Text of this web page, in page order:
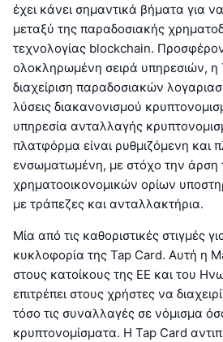
έχει κάνει σημαντικά βήματα για
μεταξύ της παραδοσιακής
τεχνολογίας blockchain.
ολοκληρωμένη σειρά υπηρεσιών, η
διαχείριση παραδοσιακών
λύσεις διακανονισμού
υπηρεσία ανταλλαγής
πλατφόρμα είναι ρυθμιζόμενη και
ενσωματωμένη, με στόχο την άρση
χρηματοοικονομικών ορίων
με τράπεζες και ανταλλακτήρια.
Μία από τις καθοριστικές στιγμές
κυκλοφορία της Tap Card. Αυτή η
στους κατοίκους της ΕΕ και του
επιτρέπει στους χρήστες να
τόσο τις συναλλαγές σε νόμισμα
κρυπτονομίσματα. Η Tap Card